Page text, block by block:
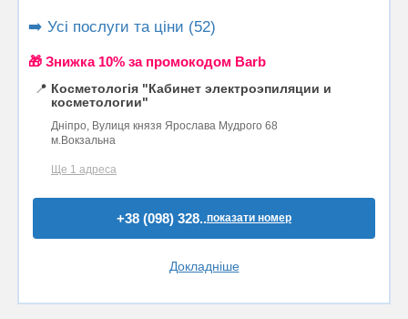
➡️ Усі послуги та ціни (52)
🎁 Знижка 10% за промокодом Barb
📍 Косметологія "Кабинет электроэпиляции и
косметологии"
Дніпро, Вулиця князя Ярослава Мудрого 68
м.Вокзальна
Ще 1 адреса
+38 (098) 328..показати номер
Докладніше